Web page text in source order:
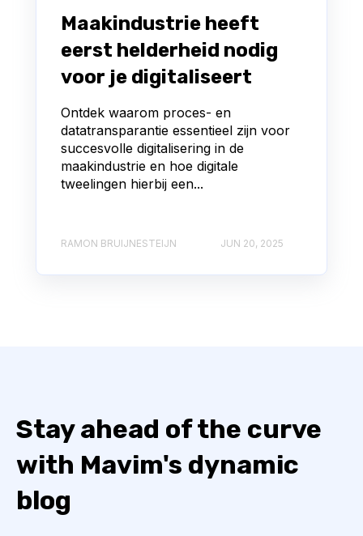
Maakindustrie heeft
eerst helderheid nodig
voor je digitaliseert
Ontdek waarom proces- en
datatransparantie essentieel zijn voor
succesvolle digitalisering in de
maakindustrie en hoe digitale
tweelingen hierbij een...
RAMON BRUIJNESTEIJN JUN 20, 2025
Stay ahead of the curve
with Mavim's dynamic
blog